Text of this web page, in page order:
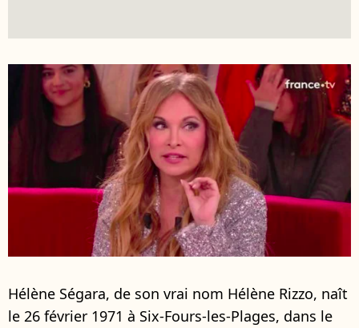
Hélène Ségara, de son vrai nom Hélène Rizzo, naît
le 26 février 1971 à Six-Fours-les-Plages, dans le